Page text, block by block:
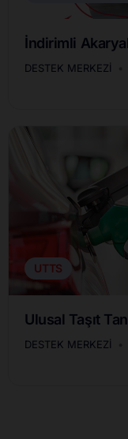
İndirimli
DESTEK MERKEZI
UTTS
Ulusal Taşıt
DESTEK MERKEZI